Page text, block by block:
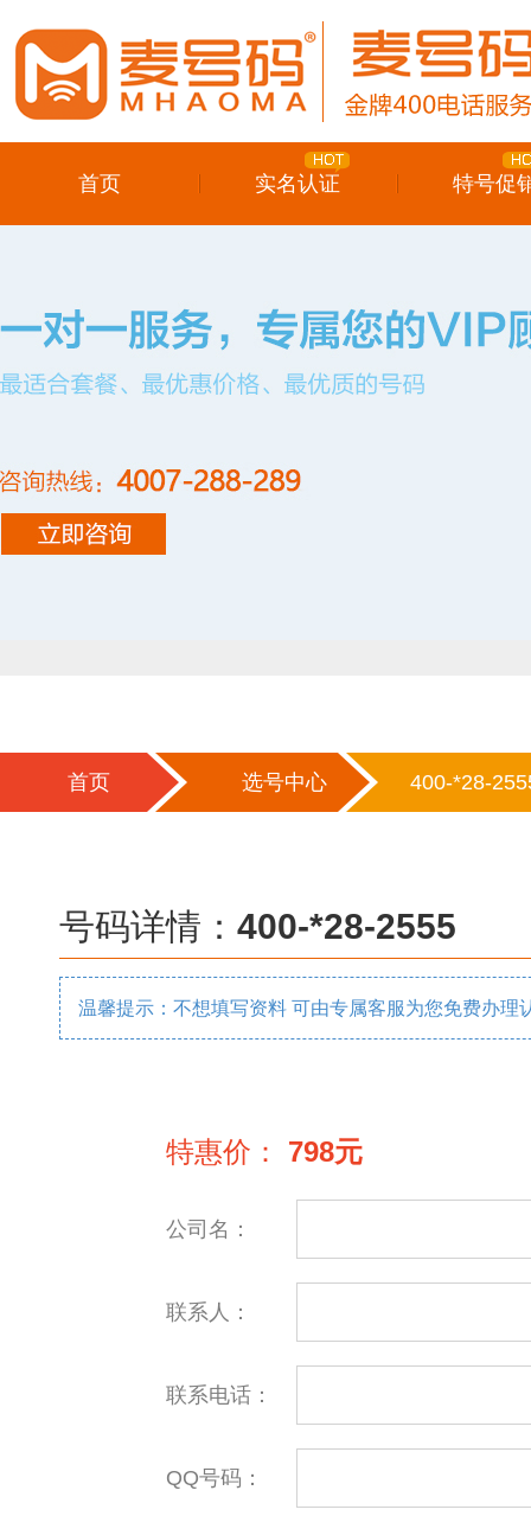
首页 实名认证 特号促
首页 选号中心 400-*28-
号码详情： 400-*28-2555
温馨提示：不想填写资料 可由专属客服为您免费办理
特惠价： 798元
公司名：
联系人：
联系电话：
QQ号码：